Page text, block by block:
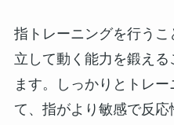
指トレーニングを行う
立して動く能力を鍛え
ます。しっかりとトレ
て、指がより敏感で反